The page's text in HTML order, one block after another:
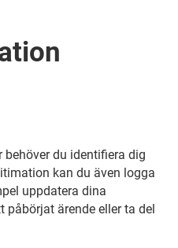
du identifiera dig
kan du även logga
uppdatera dina
påbörjat ärende eller ta del